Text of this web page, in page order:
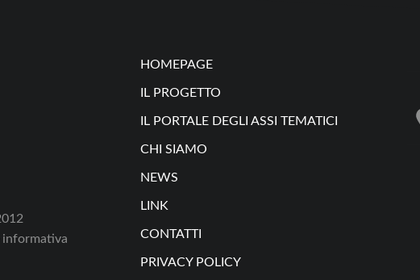
informativa
HOMEPAGE
IL PROGETTO
IL PORTALE DEGLI ASSI TEMATICI
CHI SIAMO
NEWS
LINK
CONTATTI
PRIVACY POLICY